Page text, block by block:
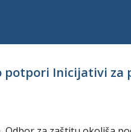
Inicijativi za